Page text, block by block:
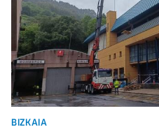
BIZKAIA